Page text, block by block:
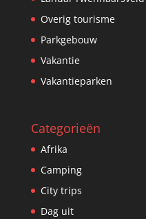
Overig tourisme
Parkgebouw
Vakantie
Vakantieparken
Categorieën
Afrika
Camping
City trips
Dag uit